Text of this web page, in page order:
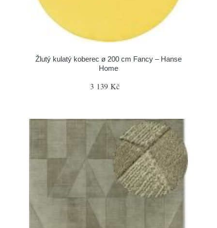
Žlutý kulatý koberec ø 200 cm Fancy – Hanse
Home
3 139 Kč